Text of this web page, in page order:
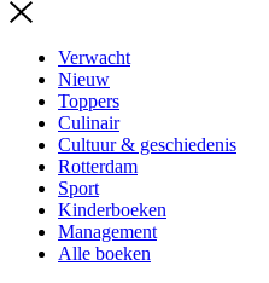
Verwacht
Nieuw
Toppers
Culinair
Cultuur & geschiedenis
Rotterdam
Sport
Kinderboeken
Management
Alle boeken